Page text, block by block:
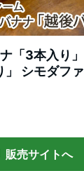
「3本入り
シモダフ
まで食べら
ッチェル/
送料無料】
販売サイトへ